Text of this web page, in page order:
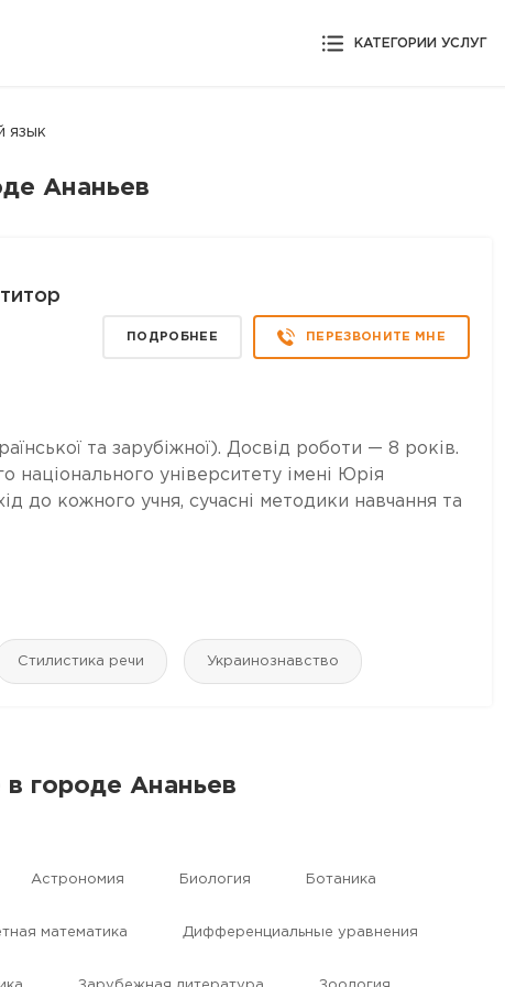
КАТЕГОРИИ УСЛУГ
язык
Ананьев
ПОДРОБНЕЕ ПЕРЕЗВОНИТЕ МНЕ
та зарубіжної). Досвід роботи — 8 років.
національного університету імені Юрія
до кожного учня, сучасні методики навчання та
Стилистика речи Украинознавство
городе Ананьев
Астрономия Биология Ботаника
математика Дифференциальные уравнения